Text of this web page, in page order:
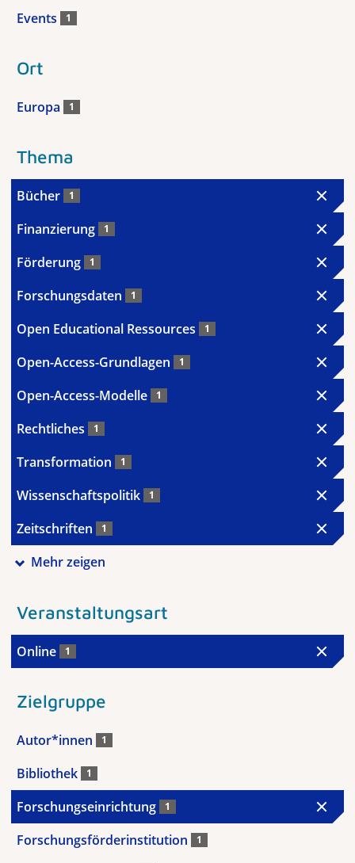
Events 1
Ort
Europa 1
Thema
Bücher 1
Finanzierung 1
Förderung 1
Forschungsdaten 1
Open Educational Ressources 1
Open-Access-Grundlagen 1
Open-Access-Modelle 1
Rechtliches 1
Transformation 1
Wissenschaftspolitik 1
Zeitschriften 1
Mehr zeigen
Veranstaltungsart
Online 1
Zielgruppe
Autor*innen 1
Bibliothek 1
Forschungseinrichtung 1
Forschungsförderinstitution 1